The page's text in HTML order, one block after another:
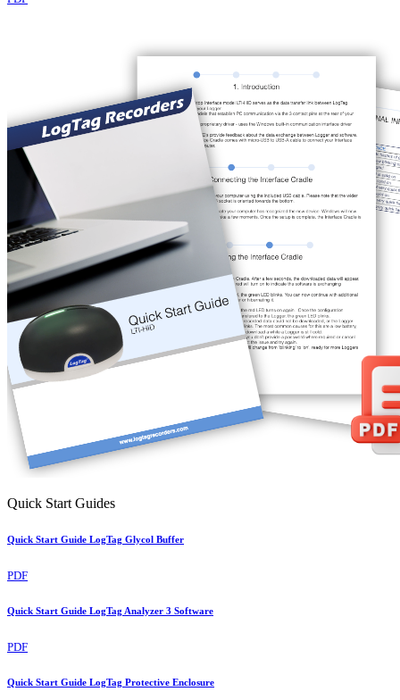
Quick Start Guides
Quick Start Guide LogTag Glycol Buffer
PDF
Quick Start Guide LogTag Analyzer 3 Software
PDF
Quick Start Guide LogTag Protective Enclosure